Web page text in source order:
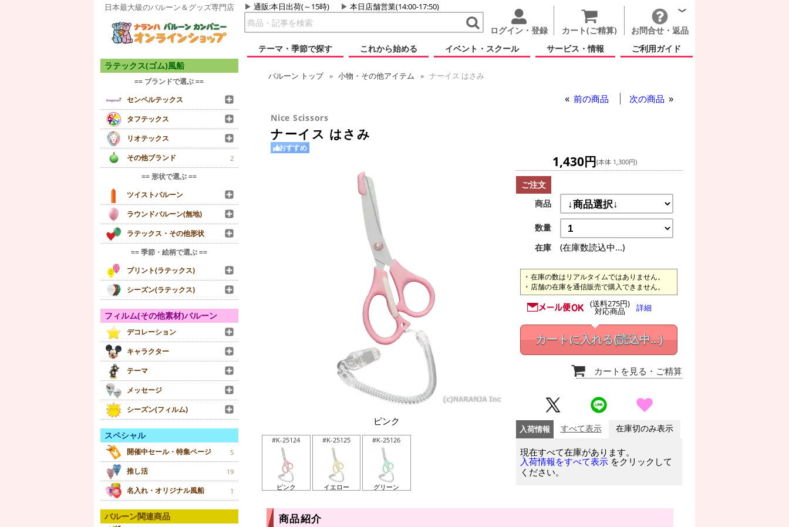
日本最大級のバルーン＆グッズ専門店 通販:本日出荷(～15時) 本日店舗営業(14:00-17:50)
ログイン・登録 カート(ご精算)
お問合せ・返品
テーマ・季節で探す
これから始める イベント・スクール サービス・情報 ご利用ガイド
ラテックス(ゴム)風船
== ブランドで選ぶ ==
センペルテックス
タフテックス
リオテックス
その他ブランド
2
== 形状で選ぶ ==
ツイストバルーン
ラウンドバルーン(無地)
ラテックス・その他形状
== 季節・絵柄で選ぶ ==
プリント(ラテックス)
シーズン(ラテックス)
フィルム(その他素材)バルーン
デコレーション
キャラクター
テーマ
メッセージ
シーズン(フィルム)
スペシャル
開催中セール・特集ページ 5
推し活 19
名入れ・オリジナル風船 1
バルーン関連商品
バルーン トップ 小物・その他アイテム ナーイス はさみ
前の商品 次の商品
Nice Scissors
ナーイス はさみ
おすすめ
ピンク
#K-25124
ピンク
#K-25125
イエロー
#K-25126
グリーン
1,430円(本体 1,300円)
ご注文
商品
数量
在庫
(在庫数読込中...)
在庫の数はリアルタイムではありません。
店舗の在庫を通信販売で購入できません。
(送料275円)
対応商品 詳細
カートに入れる(読込中...)
カートを見る ・ご精算
入荷情報 すべて表示 在庫切のみ表示
現在すべて在庫があります。
入荷情報をすべて表示 をクリックして
ください。
商品紹介